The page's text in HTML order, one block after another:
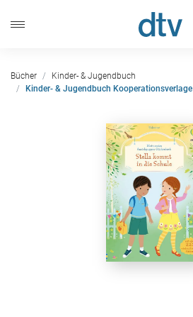
Bücher
Kinder- & Jugendbuch
Kinder- & Jugendbuch Kooperationsverlage